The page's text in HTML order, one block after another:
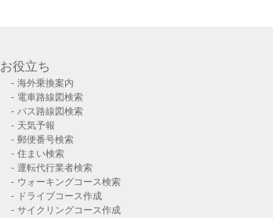
お役立ち
海外乗換案内
電車路線図検索
バス路線図検索
天気予報
郵便番号検索
住まい検索
運転代行業者検索
ウォーキングコース検索
ドライブコース作成
サイクリングコース作成